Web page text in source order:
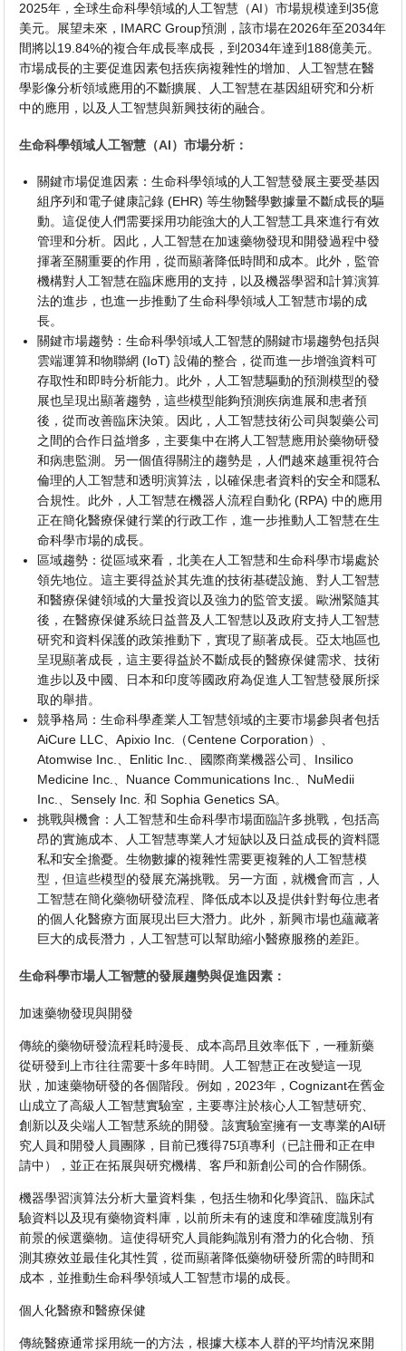
2025年，全球生命科學領域的人工智慧（AI）市場規模達到35億
美元。展望未來，IMARC Group預測，該市場在2026年至2034年
間將以19.84%的複合年成長率成長，到2034年達到188億美元。
市場成長的主要促進因素包括疾病複雜性的增加、人工智慧在醫
學影像分析領域應用的不斷擴展、人工智慧在基因組研究和分析
中的應用，以及人工智慧與新興技術的融合。
生命科學領域人工智慧（AI）市場分析：
關鍵市場促進因素：生命科學領域的人工智慧發展主要受基因
組序列和電子健康記錄 (EHR) 等生物醫學數據量不斷成長的驅
動。這促使人們需要採用功能強大的人工智慧工具來進行有效
管理和分析。因此，人工智慧在加速藥物發現和開發過程中發
揮著至關重要的作用，從而顯著降低時間和成本。此外，監管
機構對人工智慧在臨床應用的支持，以及機器學習和計算演算
法的進步，也進一步推動了生命科學領域人工智慧市場的成
長。
關鍵市場趨勢：生命科學領域人工智慧的關鍵市場趨勢包括與
雲端運算和物聯網 (IoT) 設備的整合，從而進一步增強資料可
存取性和即時分析能力。此外，人工智慧驅動的預測模型的發
展也呈現出顯著趨勢，這些模型能夠預測疾病進展和患者預
後，從而改善臨床決策。因此，人工智慧技術公司與製藥公司
之間的合作日益增多，主要集中在將人工智慧應用於藥物研發
和病患監測。另一個值得關注的趨勢是，人們越來越重視符合
倫理的人工智慧和透明演算法，以確保患者資料的安全和隱私
合規性。此外，人工智慧在機器人流程自動化 (RPA) 中的應用
正在簡化醫療保健行業的行政工作，進一步推動人工智慧在生
命科學市場的成長。
區域趨勢：從區域來看，北美在人工智慧和生命科學市場處於
領先地位。這主要得益於其先進的技術基礎設施、對人工智慧
和醫療保健領域的大量投資以及強力的監管支援。歐洲緊隨其
後，在醫療保健系統日益普及人工智慧以及政府支持人工智慧
研究和資料保護的政策推動下，實現了顯著成長。亞太地區也
呈現顯著成長，這主要得益於不斷成長的醫療保健需求、技術
進步以及中國、日本和印度等國政府為促進人工智慧發展所採
取的舉措。
競爭格局：生命科學產業人工智慧領域的主要市場參與者包括
AiCure LLC、Apixio Inc.（Centene Corporation）、
Atomwise Inc.、Enlitic Inc.、國際商業機器公司、Insilico
Medicine Inc.、Nuance Communications Inc.、NuMedii
Inc.、Sensely Inc. 和 Sophia Genetics SA。
挑戰與機會：人工智慧和生命科學市場面臨許多挑戰，包括高
昂的實施成本、人工智慧專業人才短缺以及日益成長的資料隱
私和安全擔憂。生物數據的複雜性需要更複雜的人工智慧模
型，但這些模型的發展充滿挑戰。另一方面，就機會而言，人
工智慧在簡化藥物研發流程、降低成本以及提供針對每位患者
的個人化醫療方面展現出巨大潛力。此外，新興市場也蘊藏著
巨大的成長潛力，人工智慧可以幫助縮小醫療服務的差距。
生命科學市場人工智慧的發展趨勢與促進因素：
加速藥物發現與開發
傳統的藥物研發流程耗時漫長、成本高昂且效率低下，一種新藥
從研發到上市往往需要十多年時間。人工智慧正在改變這一現
狀，加速藥物研發的各個階段。例如，2023年，Cognizant在舊金
山成立了高級人工智慧實驗室，主要專注於核心人工智慧研究、
創新以及尖端人工智慧系統的開發。該實驗室擁有一支專業的AI研
究人員和開發人員團隊，目前已獲得75項專利（已註冊和正在申
請中），並正在拓展與研究機構、客戶和新創公司的合作關係。
機器學習演算法分析大量資料集，包括生物和化學資訊、臨床試
驗資料以及現有藥物資料庫，以前所未有的速度和準確度識別有
前景的候選藥物。這使得研究人員能夠識別有潛力的化合物、預
測其療效並最佳化其性質，從而顯著降低藥物研發所需的時間和
成本，並推動生命科學領域人工智慧市場的成長。
個人化醫療和醫療保健
傳統醫療通常採用統一的方法，根據大樣本人群的平均情況來開